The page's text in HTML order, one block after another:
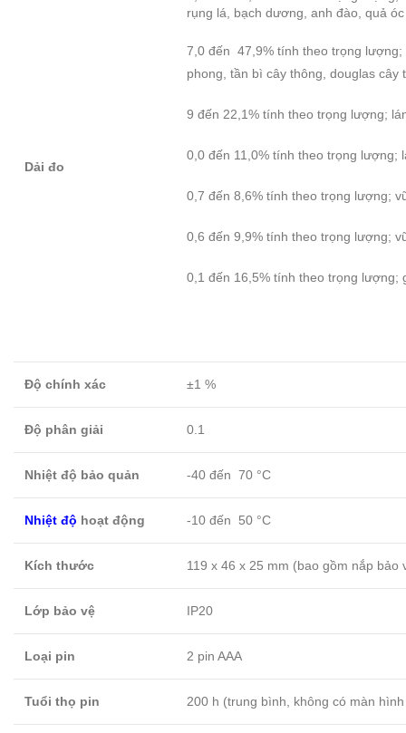
Dải đo
rụng lá, bạch dương, anh đào, quả
7,0 đến 47,9% tính theo trọng lượng;
phong, tần bì cây thông, douglas cây
9 đến 22,1% tính theo trọng lượng;
0,0 đến 11,0% tính theo trọng lượng;
0,7 đến 8,6% tính theo trọng lượng;
0,6 đến 9,9% tính theo trọng lượng;
0,1 đến 16,5% tính theo trọng lượng;
Độ chính xác ±1 %
Độ phân giải 0.1
Nhiệt độ bảo quản -40 đến 70 °C
Nhiệt độ hoạt động -10 đến 50 °C
Kích thước 119 x 46 x 25 mm (bao gồm nắp bảo
Lớp bảo vệ IP20
Loại pin 2 pin AAA
Tuổi thọ pin 200 h (trung bình, không có màn